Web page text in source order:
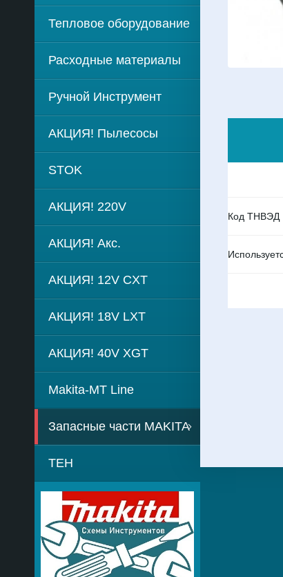
Тепловое оборудование
Расходные материалы
Ручной Инструмент
АКЦИЯ! Пылесосы
STOK
АКЦИЯ! 220V
АКЦИЯ! Акс.
АКЦИЯ! 12V CXT
АКЦИЯ! 18V LXT
АКЦИЯ! 40V XGT
Makita-MT Line
Запасные части MAKITA
TEH
Код ТНВЭД